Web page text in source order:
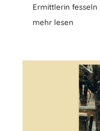
Ermittlerin
mehr lesen